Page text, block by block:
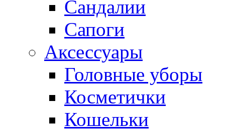
Сандалии
Сапоги
Аксессуары
Головные уборы
Косметички
Кошельки